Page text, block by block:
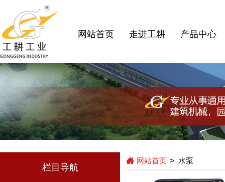
网站首页 走进工耕 产品中心
栏目导航
网站首页 > 水泵